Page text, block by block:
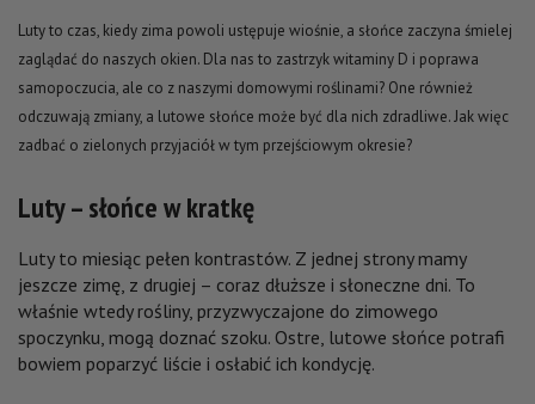
Luty to czas, kiedy zima powoli ustępuje wiośnie, a słońce zaczyna śmielej
zaglądać do naszych okien. Dla nas to zastrzyk witaminy D i poprawa
samopoczucia, ale co z naszymi domowymi roślinami? One również
odczuwają zmiany, a lutowe słońce może być dla nich zdradliwe. Jak więc
zadbać o zielonych przyjaciół w tym przejściowym okresie?
Luty – słońce w kratkę
Luty to miesiąc pełen kontrastów. Z jednej strony mamy
jeszcze zimę, z drugiej – coraz dłuższe i słoneczne dni. To
właśnie wtedy rośliny, przyzwyczajone do zimowego
spoczynku, mogą doznać szoku. Ostre, lutowe słońce potrafi
bowiem poparzyć liście i osłabić ich kondycję.